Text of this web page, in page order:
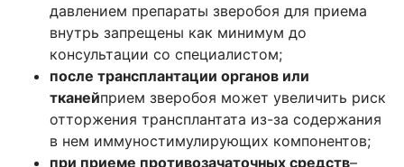
давлением препараты зверобоя для приема
внутрь запрещены как минимум до
консультации со специалистом;
после трансплантации органов или
тканейприем зверобоя может увеличить риск
отторжения трансплантата из-за содержания
в нем иммуностимулирующих компонентов;
при приеме противозачаточных средств–